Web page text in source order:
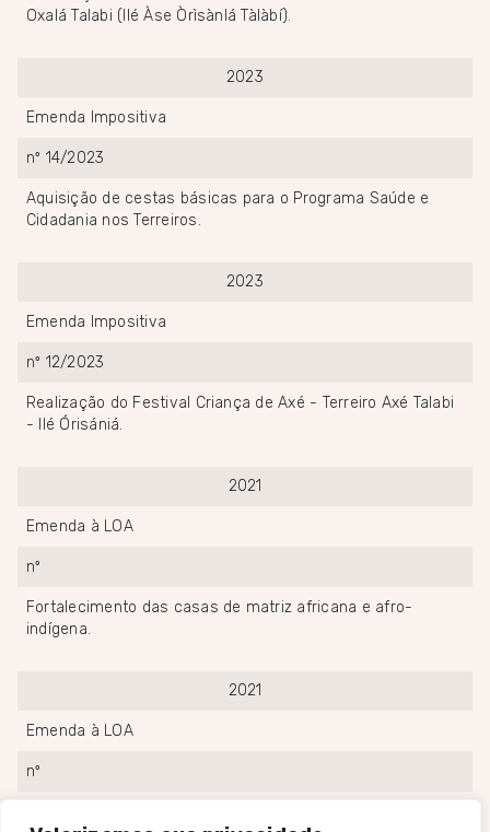
Oxalá Talabi (Ilé Àse Òrìsànlá Tàlàbí).
2023
Emenda Impositiva
nº 14/2023
Aquisição de cestas básicas para o Programa Saúde e
Cidadania nos Terreiros.
2023
Emenda Impositiva
nº 12/2023
Realização do Festival Criança de Axé - Terreiro Axé Talabi
- Ilé Órisániá.
2021
Emenda à LOA
nº
Fortalecimento das casas de matriz africana e afro-
indígena.
2021
Emenda à LOA
nº